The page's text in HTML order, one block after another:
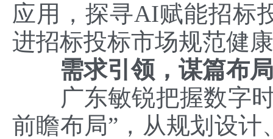
应用，探寻AI赋能招标
进招标投标市场规范健
需求引领，谋篇布
广东敏锐把握数字时
前瞻布局”，从规划设